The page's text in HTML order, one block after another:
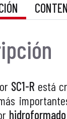
SC1-R está
hidroformado